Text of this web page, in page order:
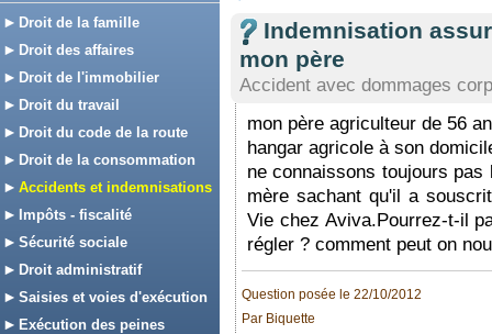
Droit de la famille
Droit des affaires
Droit de l'immobilier
Droit du travail
Droit du code de la route
Droit de la consommation
Accidents et indemnisations
Impôts - fiscalité
Sécurité sociale
Droit administratif
Saisies et voies d'exécution
Exécution des peines
Indemnisation
mon père
Accident avec dommages
mon père agriculteur de 56
hangar agricole à son
ne connaissons toujours pas
mère sachant qu'il a
Vie chez Aviva.Pourrez-t-il
régler ? comment peut on
Question posée le 22/10/2012
Par Biquette